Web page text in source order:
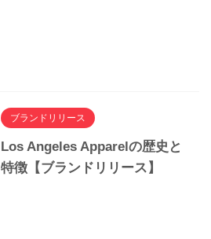
ブランドリリース
Los Angeles Apparelの歴史と
特徴【ブランドリリース】